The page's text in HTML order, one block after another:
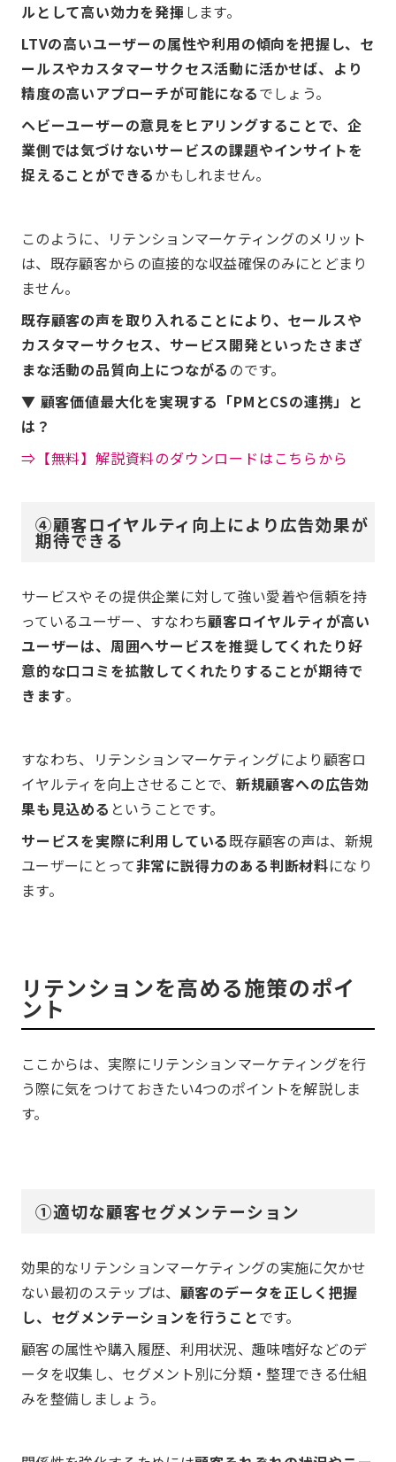
ルとして高い効力を発揮 します。
LTVの高いユーザーの属性や利用の傾向を把握し、セ
ールスやカスタマーサクセス活動に活かせば、より
精度の高いアプローチが可能になるでしょう。
ヘビーユーザーの意見をヒアリングすることで、企
業側では気づけないサービスの課題やインサイトを
捉えることができるかもしれません。
このように、リテンションマーケティングのメリット
は、既存顧客からの直接的な収益確保のみにとどまり
ません。
既存顧客の声を取り入れることにより、セールスや
カスタマーサクセス、サービス開発といったさまざ
まな活動の品質向上につながるのです。
▼ 顧客価値最大化を実現する「PMとCSの連携」と
は？
⇒【無料】解説資料のダウンロードはこちらから
④顧客ロイヤルティ向上により広告効果が
期待できる
サービスやその提供企業に対して強い愛着や信頼を持
っているユーザー、すなわち顧客ロイヤルティが高い
ユーザーは、周囲へサービスを推奨してくれたり好
意的な口コミを拡散してくれたりすることが期待で
きます。
すなわち、リテンションマーケティングにより顧客ロ
イヤルティを向上させることで、 新規顧客への広告効
果も見込める ということです。
サービスを実際に利用している既存顧客の声は、新規
ユーザーにとって非常に説得力のある判断材料になり
ます。
リテンションを高める施策のポイ
ント
ここからは、実際にリテンションマーケティングを行
う際に気をつけておきたい4つのポイントを解説しま
す。
①適切な顧客セグメンテーション
効果的なリテンションマーケティングの実施に欠かせ
ない最初のステップは、 顧客のデータを正しく把握
し、セグメンテーションを行うことです。
顧客の属性や購入履歴、利用状況、趣味嗜好などのデ
ータを収集し、セグメント別に分類・整理できる仕組
みを整備しましょう。